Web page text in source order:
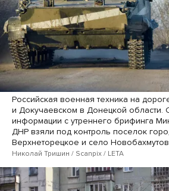
Российская военная техника на
и Докучаевском в Донецкой области.
информации с утреннего брифинга
ДНР взяли под контроль поселок
Верхнеторецкое и село
Николай Тришин / Scanpix / LETA